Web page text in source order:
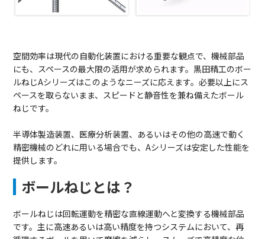
空間効率は現代の自動化装置における重要な観点で、機械部品
にも、スペースの最大限の活用が求められます。黒田精工のボー
ルねじAシリーズはこのようなニーズに応えます。必要以上にス
ペースを取らないまま、スピードと静音性を兼ね備えたボール
ねじです。
半導体製造装置、医療分析装置、あるいはその他の高速で動く
精密機械のどれに用いる場合でも、Aシリーズは安定した性能を
提供します。
ボールねじとは？
ボールねじは回転運動を精密な直線運動へと変換する機械部品
です。主に高速あるいは高い精度を持つシステムにおいて、再